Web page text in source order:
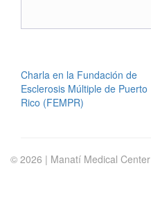
POST
NAVIGATION
Charla en la Fundación de
Esclerosis Múltiple de Puerto
Rico (FEMPR)
© 2026 | Manatí Medical Center